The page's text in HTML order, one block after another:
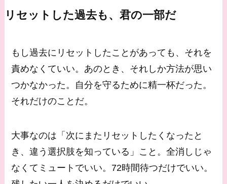
リセットした過去も、君の一部だ
もし過去にリセットしたことがあっても、それを
責めなくていい。あのとき、それしか方法が思い
つかなかった。自分を守るために精一杯だった。
それだけのことだ。
大事なのは「次にまたリセットしたくなったと
き、違う選択肢を知っている」こと。全消しじゃ
なくてミュートでいい。72時間待つだけでいい。